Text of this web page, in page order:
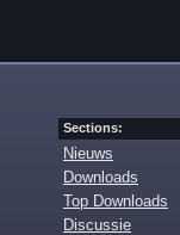
Sections:
Nieuws
Downloads
Top Downloads
Discussie